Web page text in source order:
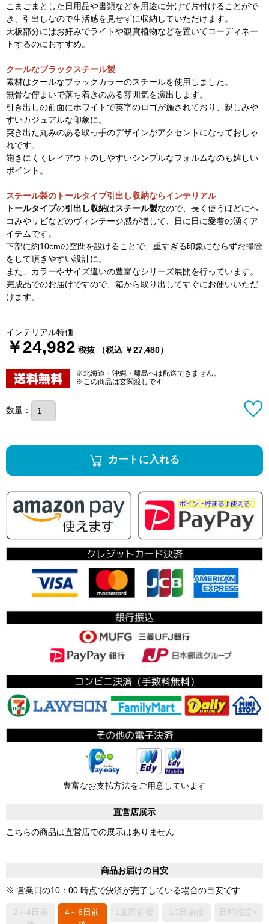
こまごまとした日用品や書類などを用途に分けて片付けることがで
き、引出しなので生活感を見せずに収納していただけます。
天板部分にはお好みでライトや観賞植物などを置いてコーディネー
トするのにおすすめ。
クールなブラックスチール製
素材はクールなブラックカラーのスチールを使用しました。
無骨な佇まいで落ち着きのある雰囲気を演出します。
引き出しの前面にホワイトで英字のロゴが施されており、親しみや
すいカジュアルな印象に。
突き出た丸みのある取っ手のデザインがアクセントになっておしゃ
れです。
飽きにくくレイアウトのしやすいシンプルなフォルムなのも嬉しい
ポイント。
スチール製のトールタイプ引出し収納ならインテリアル
トールタイプの引出し収納はスチール製なので、長く使うほどにヘ
コみやサビなどのヴィンテージ感が増して、日に日に愛着の湧くア
イテムです。
下部に約10cmの空間を設けることで、重すぎる印象にならずお掃除
をして頂きやすい設計に。
また、カラーやサイズ違いの豊富なシリーズ展開を行っています。
完成品でのお届けですので、箱から取り出してすぐにお使いいただ
けます。
インテリアル特価
￥24,982 税抜 （税込 ￥27,480）
※北海道・沖縄・離島へは配送できません。
※この商品は玄関渡しです
数量：
カートに入れる
豊富なお支払方法をご用意しています
直営店展示
こちらの商品は直営店での展示はありません
商品お届けの目安
※ 営業日の10：00 時点で決済が完了している場合の目安です
2～4日前
4～6日前
1週間前後 10日前後 日時指定×